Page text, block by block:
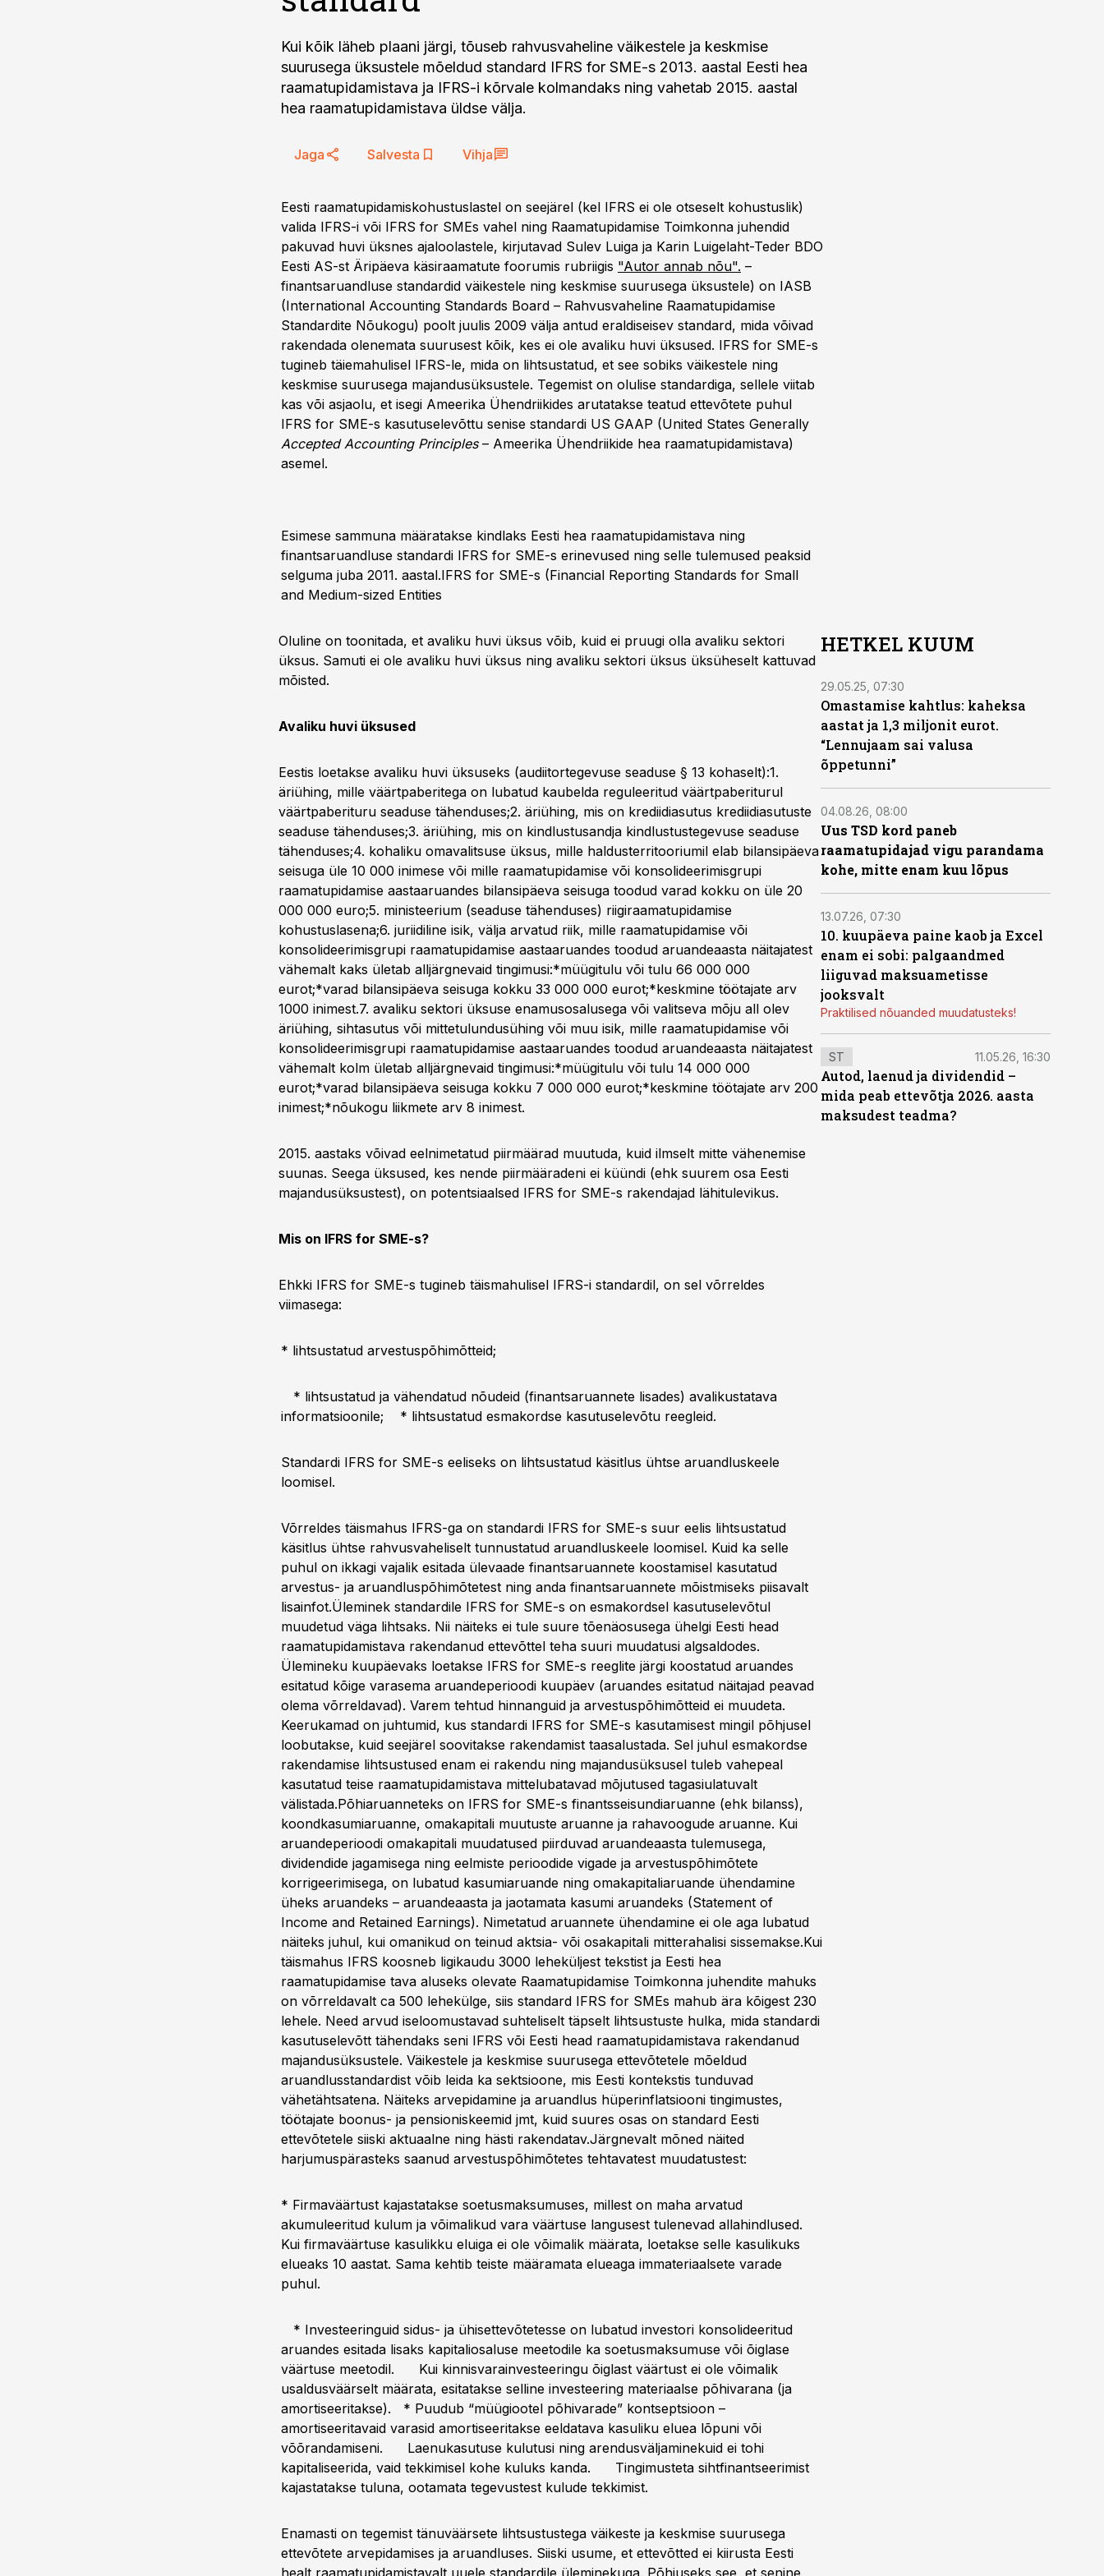
Kui kõik läheb plaani järgi, tõuseb rahvusvaheline väikestele ja keskmise
suurusega üksustele mõeldud standard IFRS for SME-s 2013. aastal Eesti hea
raamatupidamistava ja IFRS-i kõrvale kolmandaks ning vahetab 2015. aastal
hea raamatupidamistava üldse välja.
Jaga Salvesta Vihja
Eesti raamatupidamiskohustuslastel on seejärel (kel IFRS ei ole otseselt kohustuslik)
valida IFRS-i või IFRS for SMEs vahel ning Raamatupidamise Toimkonna juhendid
pakuvad huvi üksnes ajaloolastele, kirjutavad Sulev Luiga ja Karin Luigelaht-Teder BDO
Eesti AS-st Äripäeva käsiraamatute foorumis rubriigis "Autor annab nõu". –
finantsaruandluse standardid väikestele ning keskmise suurusega üksustele) on IASB
(International Accounting Standards Board – Rahvusvaheline Raamatupidamise
Standardite Nõukogu) poolt juulis 2009 välja antud eraldiseisev standard, mida võivad
rakendada olenemata suurusest kõik, kes ei ole avaliku huvi üksused. IFRS for SME-s
tugineb täiemahulisel IFRS-le, mida on lihtsustatud, et see sobiks väikestele ning
keskmise suurusega majandusüksustele. Tegemist on olulise standardiga, sellele viitab
kas või asjaolu, et isegi Ameerika Ühendriikides arutatakse teatud ettevõtete puhul
IFRS for SME-s kasutuselevõttu senise standardi US GAAP (United States Generally
Accepted Accounting Principles– Ameerika Ühendriikide hea raamatupidamistava)
asemel.
Esimese sammuna määratakse kindlaks Eesti hea raamatupidamistava ning
finantsaruandluse standardi IFRS for SME-s erinevused ning selle tulemused peaksid
selguma juba 2011. aastal.IFRS for SME-s (Financial Reporting Standards for Small
and Medium-sized Entities
Oluline on toonitada, et avaliku huvi üksus võib, kuid ei pruugi olla avaliku sektori
üksus. Samuti ei ole avaliku huvi üksus ning avaliku sektori üksus üksüheselt kattuvad
mõisted.
Avaliku huvi üksused
Eestis loetakse avaliku huvi üksuseks (audiitortegevuse seaduse § 13 kohaselt):1.
äriühing, mille väärtpaberitega on lubatud kaubelda reguleeritud väärtpaberiturul
väärtpaberituru seaduse tähenduses;2. äriühing, mis on krediidiasutus krediidiasutuste
seaduse tähenduses;3. äriühing, mis on kindlustusandja kindlustustegevuse seaduse
tähenduses;4. kohaliku omavalitsuse üksus, mille haldusterritooriumil elab bilansipäeva
seisuga üle 10 000 inimese või mille raamatupidamise või konsolideerimisgrupi
raamatupidamise aastaaruandes bilansipäeva seisuga toodud varad kokku on üle 20
000 000 euro;5. ministeerium (seaduse tähenduses) riigiraamatupidamise
kohustuslasena;6. juriidiline isik, välja arvatud riik, mille raamatupidamise või
konsolideerimisgrupi raamatupidamise aastaaruandes toodud aruandeaasta näitajatest
vähemalt kaks ületab alljärgnevaid tingimusi:*müügitulu või tulu 66 000 000
eurot;*varad bilansipäeva seisuga kokku 33 000 000 eurot;*keskmine töötajate arv
1000 inimest.7. avaliku sektori üksuse enamusosalusega või valitseva mõju all olev
äriühing, sihtasutus või mittetulundusühing või muu isik, mille raamatupidamise või
konsolideerimisgrupi raamatupidamise aastaaruandes toodud aruandeaasta näitajatest
vähemalt kolm ületab alljärgnevaid tingimusi:*müügitulu või tulu 14 000 000
eurot;*varad bilansipäeva seisuga kokku 7 000 000 eurot;*keskmine töötajate arv 200
inimest;*nõukogu liikmete arv 8 inimest.
2015. aastaks võivad eelnimetatud piirmäärad muutuda, kuid ilmselt mitte vähenemise
suunas. Seega üksused, kes nende piirmääradeni ei küündi (ehk suurem osa Eesti
majandusüksustest), on potentsiaalsed IFRS for SME-s rakendajad lähitulevikus.
Mis on IFRS for SME-s?
Ehkki IFRS for SME-s tugineb täismahulisel IFRS-i standardil, on sel võrreldes
viimasega:
HETKEL KUUM
29.05.25, 07:30
Omastamise kahtlus: kaheksa
aastat ja 1,3 miljonit eurot.
“Lennujaam sai valusa
õppetunni”
04.08.26, 08:00
Uus TSD kord paneb
raamatupidajad vigu parandama
kohe, mitte enam kuu lõpus
13.07.26, 07:30
10. kuupäeva paine kaob ja Excel
enam ei sobi: palgaandmed
liiguvad maksuametisse
jooksvalt
Praktilised nõuanded muudatusteks!
ST 11.05.26, 16:30
Autod, laenud ja dividendid –
mida peab ettevõtja 2026. aasta
maksudest teadma?
* lihtsustatud arvestuspõhimõtteid;
* lihtsustatud ja vähendatud nõudeid (finantsaruannete lisades) avalikustatava
informatsioonile; * lihtsustatud esmakordse kasutuselevõtu reegleid.
Standardi IFRS for SME-s eeliseks on lihtsustatud käsitlus ühtse aruandluskeele
loomisel.
Võrreldes täismahus IFRS-ga on standardi IFRS for SME-s suur eelis lihtsustatud
käsitlus ühtse rahvusvaheliselt tunnustatud aruandluskeele loomisel. Kuid ka selle
puhul on ikkagi vajalik esitada ülevaade finantsaruannete koostamisel kasutatud
arvestus- ja aruandluspõhimõtetest ning anda finantsaruannete mõistmiseks piisavalt
lisainfot.Üleminek standardile IFRS for SME-s on esmakordsel kasutuselevõtul
muudetud väga lihtsaks. Nii näiteks ei tule suure tõenäosusega ühelgi Eesti head
raamatupidamistava rakendanud ettevõttel teha suuri muudatusi algsaldodes.
Ülemineku kuupäevaks loetakse IFRS for SME-s reeglite järgi koostatud aruandes
esitatud kõige varasema aruandeperioodi kuupäev (aruandes esitatud näitajad peavad
olema võrreldavad). Varem tehtud hinnanguid ja arvestuspõhimõtteid ei muudeta.
Keerukamad on juhtumid, kus standardi IFRS for SME-s kasutamisest mingil põhjusel
loobutakse, kuid seejärel soovitakse rakendamist taasalustada. Sel juhul esmakordse
rakendamise lihtsustused enam ei rakendu ning majandusüksusel tuleb vahepeal
kasutatud teise raamatupidamistava mittelubatavad mõjutused tagasiulatuvalt
välistada.Põhiaruanneteks on IFRS for SME-s finantsseisundiaruanne (ehk bilanss),
koondkasumiaruanne, omakapitali muutuste aruanne ja rahavoogude aruanne. Kui
aruandeperioodi omakapitali muudatused piirduvad aruandeaasta tulemusega,
dividendide jagamisega ning eelmiste perioodide vigade ja arvestuspõhimõtete
korrigeerimisega, on lubatud kasumiaruande ning omakapitaliaruande ühendamine
üheks aruandeks – aruandeaasta ja jaotamata kasumi aruandeks (Statement of
Income and Retained Earnings). Nimetatud aruannete ühendamine ei ole aga lubatud
näiteks juhul, kui omanikud on teinud aktsia- või osakapitali mitterahalisi sissemakse.Kui
täismahus IFRS koosneb ligikaudu 3000 leheküljest tekstist ja Eesti hea
raamatupidamise tava aluseks olevate Raamatupidamise Toimkonna juhendite mahuks
on võrreldavalt ca 500 lehekülge, siis standard IFRS for SMEs mahub ära kõigest 230
lehele. Need arvud iseloomustavad suhteliselt täpselt lihtsustuste hulka, mida standardi
kasutuselevõtt tähendaks seni IFRS või Eesti head raamatupidamistava rakendanud
majandusüksustele. Väikestele ja keskmise suurusega ettevõtetele mõeldud
aruandlusstandardist võib leida ka sektsioone, mis Eesti kontekstis tunduvad
vähetähtsatena. Näiteks arvepidamine ja aruandlus hüperinflatsiooni tingimustes,
töötajate boonus- ja pensioniskeemid jmt, kuid suures osas on standard Eesti
ettevõtetele siiski aktuaalne ning hästi rakendatav.Järgnevalt mõned näited
harjumuspärasteks saanud arvestuspõhimõtetes tehtavatest muudatustest:
* Firmaväärtust kajastatakse soetusmaksumuses, millest on maha arvatud
akumuleeritud kulum ja võimalikud vara väärtuse langusest tulenevad allahindlused.
Kui firmaväärtuse kasulikku eluiga ei ole võimalik määrata, loetakse selle kasulikuks
elueaks 10 aastat. Sama kehtib teiste määramata elueaga immateriaalsete varade
puhul.
* Investeeringuid sidus- ja ühisettevõtetesse on lubatud investori konsolideeritud
aruandes esitada lisaks kapitaliosaluse meetodile ka soetusmaksumuse või õiglase
väärtuse meetodil. Kui kinnisvarainvesteeringu õiglast väärtust ei ole võimalik
usaldusväärselt määrata, esitatakse selline investeering materiaalse põhivarana (ja
amortiseeritakse). * Puudub “müügiootel põhivarade” kontseptsioon –
amortiseeritavaid varasid amortiseeritakse eeldatava kasuliku eluea lõpuni või
võõrandamiseni. Laenukasutuse kulutusi ning arendusväljaminekuid ei tohi
kapitaliseerida, vaid tekkimisel kohe kuluks kanda. Tingimusteta sihtfinantseerimist
kajastatakse tuluna, ootamata tegevustest kulude tekkimist.
Enamasti on tegemist tänuväärsete lihtsustustega väikeste ja keskmise suurusega
ettevõtete arvepidamises ja aruandluses. Siiski usume, et ettevõtted ei kiirusta Eesti
healt raamatupidamistavalt uuele standardile üleminekuga. Põhjuseks see, et senine